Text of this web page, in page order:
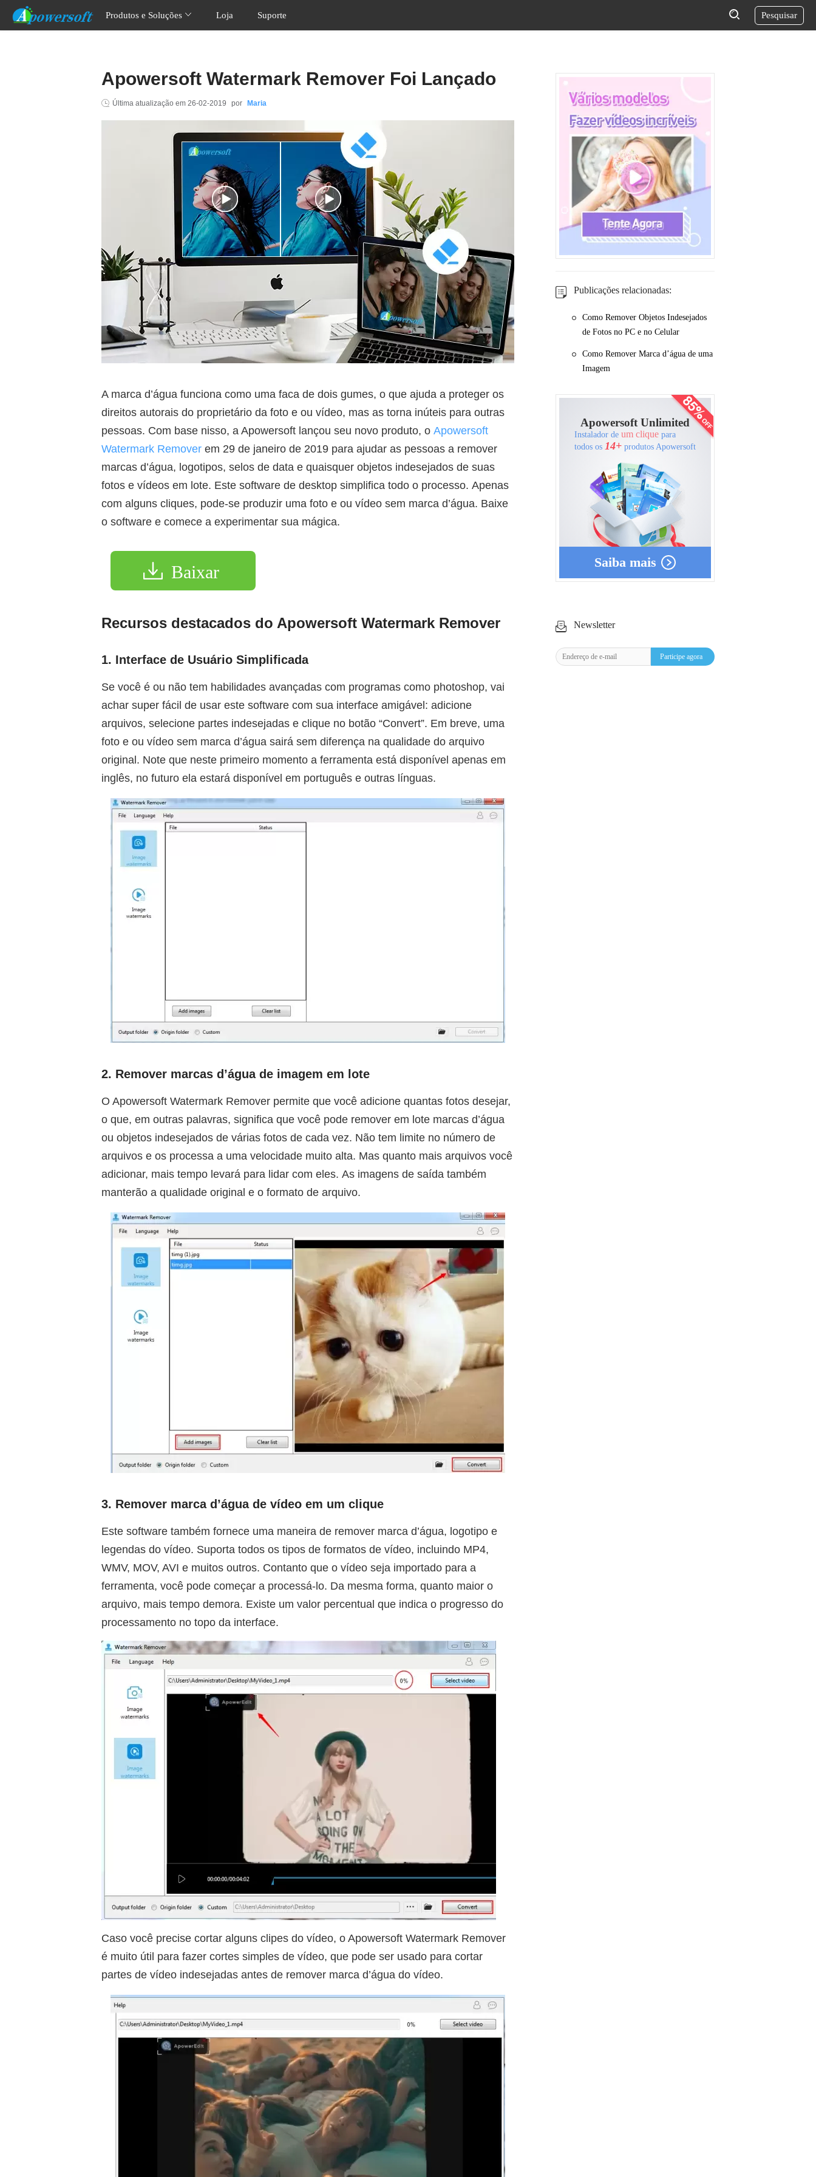
Produtos e Soluções Loja Suporte Pesquisar
Apowersoft Watermark Remover Foi Lançado
Última atualização em 26-02-2019 por Maria
A marca d’água funciona como uma faca de dois gumes, o que ajuda a proteger os
direitos autorais do proprietário da foto e ou vídeo, mas as torna inúteis para outras
pessoas. Com base nisso, a Apowersoft lançou seu novo produto, o Apowersoft
Watermark Remover em 29 de janeiro de 2019 para ajudar as pessoas a remover
marcas d’água, logotipos, selos de data e quaisquer objetos indesejados de suas
fotos e vídeos em lote. Este software de desktop simplifica todo o processo. Apenas
com alguns cliques, pode-se produzir uma foto e ou vídeo sem marca d’água. Baixe
o software e comece a experimentar sua mágica.
Baixar
Recursos destacados do Apowersoft Watermark Remover
1. Interface de Usuário Simplificada
Se você é ou não tem habilidades avançadas com programas como photoshop, vai
achar super fácil de usar este software com sua interface amigável: adicione
arquivos, selecione partes indesejadas e clique no botão “Convert”. Em breve, uma
foto e ou vídeo sem marca d’água sairá sem diferença na qualidade do arquivo
original. Note que neste primeiro momento a ferramenta está disponível apenas em
inglês, no futuro ela estará disponível em português e outras línguas.
2. Remover marcas d’água de imagem em lote
O Apowersoft Watermark Remover permite que você adicione quantas fotos desejar,
o que, em outras palavras, significa que você pode remover em lote marcas d’água
ou objetos indesejados de várias fotos de cada vez. Não tem limite no número de
arquivos e os processa a uma velocidade muito alta. Mas quanto mais arquivos você
adicionar, mais tempo levará para lidar com eles. As imagens de saída também
manterão a qualidade original e o formato de arquivo.
3. Remover marca d’água de vídeo em um clique
Este software também fornece uma maneira de remover marca d’água, logotipo e
legendas do vídeo. Suporta todos os tipos de formatos de vídeo, incluindo MP4,
WMV, MOV, AVI e muitos outros. Contanto que o vídeo seja importado para a
ferramenta, você pode começar a processá-lo. Da mesma forma, quanto maior o
arquivo, mais tempo demora. Existe um valor percentual que indica o progresso do
processamento no topo da interface.
Caso você precise cortar alguns clipes do vídeo, o Apowersoft Watermark Remover
é muito útil para fazer cortes simples de vídeo, que pode ser usado para cortar
partes de vídeo indesejadas antes de remover marca d’água do vídeo.
Publicações relacionadas:
Como Remover Objetos Indesejados
de Fotos no PC e no Celular
Como Remover Marca d’água de uma
Imagem
Saiba mais
Apowersoft Unlimited
Instalador de um clique para
todos os 14+ produtos Apowersoft
Newsletter
Participe agora